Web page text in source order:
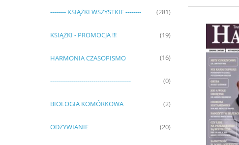
-------- KSIĄŻKI WSZYSTKIE -------- (281)
KSIĄŻKI - PROMOCJA !!! (19)
HARMONIA CZASOPISMO (16)
----------------------------------------- (0)
BIOLOGIA KOMÓRKOWA (2)
ODŻYWIANIE (20)